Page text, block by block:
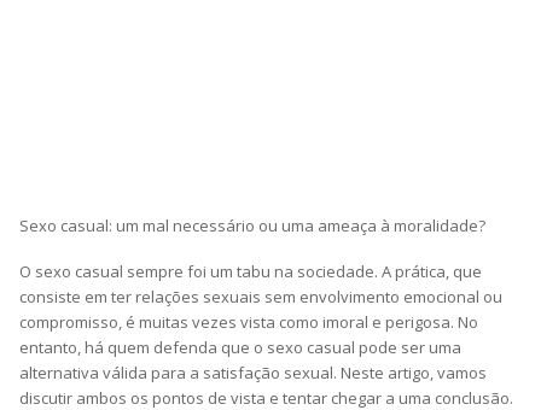
Sexo casual: um mal necessário ou uma ameaça à moralidade?
O sexo casual sempre foi um tabu na sociedade. A prática, que
consiste em ter relações sexuais sem envolvimento emocional ou
compromisso, é muitas vezes vista como imoral e perigosa. No
entanto, há quem defenda que o sexo casual pode ser uma
alternativa válida para a satisfação sexual. Neste artigo, vamos
discutir ambos os pontos de vista e tentar chegar a uma conclusão.